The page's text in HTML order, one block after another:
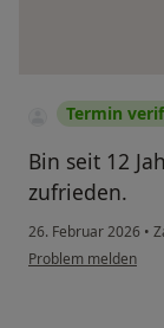
Termin
Bin seit 12
zufrieden.
26. Februar 2026 •
Problem melden